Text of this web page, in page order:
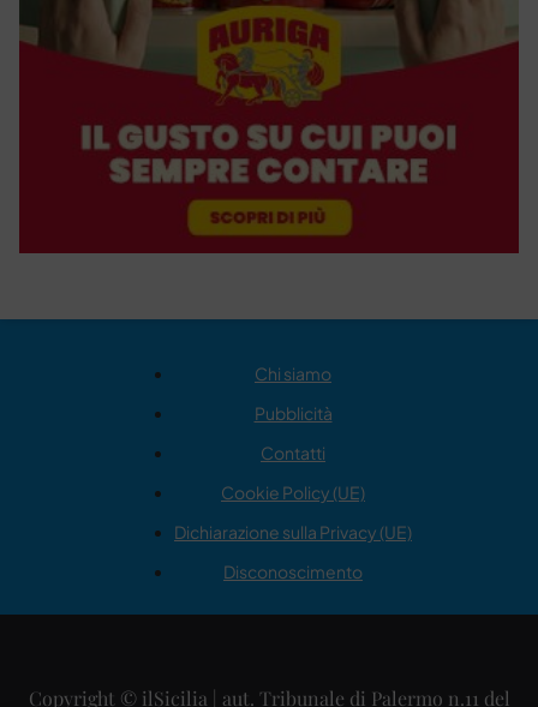
Chi siamo
Pubblicità
Contatti
Cookie Policy (UE)
Dichiarazione sulla Privacy (UE)
Disconoscimento
Copyright © ilSicilia | aut. Tribunale di Palermo n.11 del